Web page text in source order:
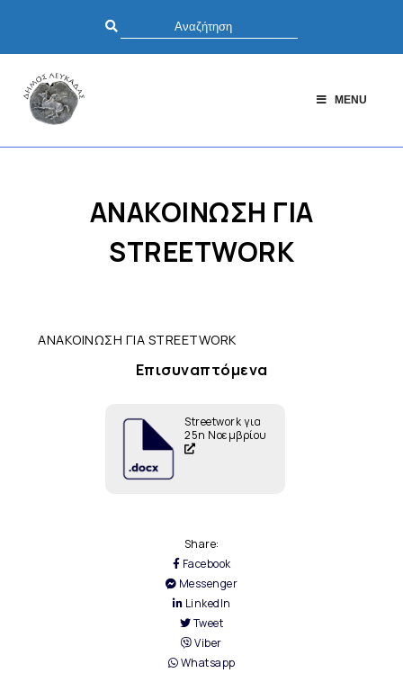
MENU
ΑΝΑΚΟΙΝΩΣΗ ΓΙΑ
STREETWORK
ΑΝΑΚΟΙΝΩΣΗ ΓΙΑ STREETWORK
Επισυναπτόμενα
Streetwork για
25η Νοεμβρίου
Share:
Facebook
Messenger
LinkedIn
Tweet
Viber
Whatsapp